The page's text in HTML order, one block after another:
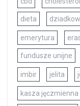
dieta
emerytura
fundusze unijne
imbir jelita
kasza jęczmienna